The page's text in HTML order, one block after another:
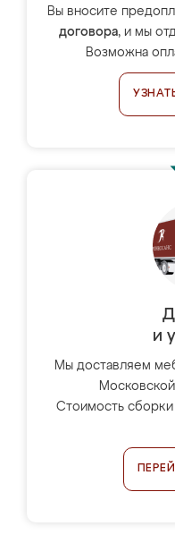
Вы вносите
договора, и мы
Возможна
и
Мы доставляем
Стоимость